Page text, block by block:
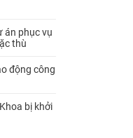
án phục vụ
thù
động công
bị khởi